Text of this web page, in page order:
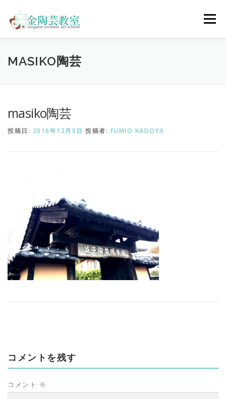
メニュー
陶芸体験コース
ENGLISH
MASIKO陶芸
masiko陶芸
投稿日: 2016年12月5日 投稿者: FUMIO KADOYA
コメントを残す
コメント ※